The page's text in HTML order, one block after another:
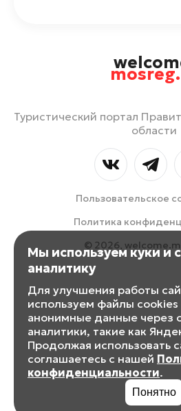
Туристический портал
области
Пользовательское
Политика
© 2026,
Мы используем куки и
аналитику
Для улучшения работы
используем файлы
анонимные данные через
аналитики, такие как
Продолжая использовать
соглашаетесь с нашей
конфиденциальности.
Понятно